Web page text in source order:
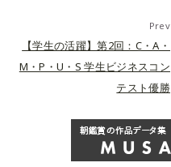
Prev
【学生の活躍】第2回：C・A・
M・P・U・S 学生ビジネスコン
テスト優勝